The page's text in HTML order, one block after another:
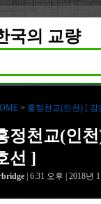
국의 교량
> 흥정천교(인천) [ 강
정천교(인
선 ]
| 6:31 오후 | 2018년